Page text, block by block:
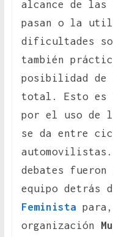
alcance de las
pasan o la
dificultades
también
posibilidad de
total. Esto es
por el uso de
se da entre
debates
equipo detrás
Feminista
organización